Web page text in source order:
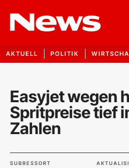
AKTUELL POLITIK
Easyjet wegen
Spritpreise tief
Zahlen
SUBRESSORT